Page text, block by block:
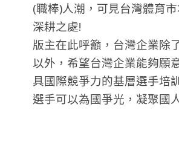
(職棒)人潮，可見台灣體育
深耕之處!
版主在此呼籲，台灣企業除
以外，希望台灣企業能夠願
具國際競爭力的基層選手培
選手可以為國爭光，凝聚國